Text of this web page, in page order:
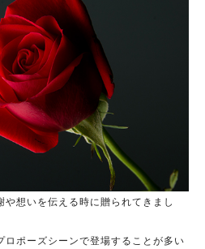
想いを伝える時に贈られてきまし
ポーズシーンで登場することが多い